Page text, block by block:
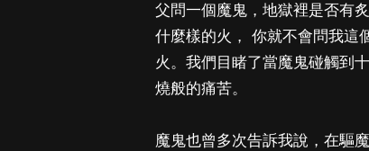
父問一個魔鬼，地獄裡是否有
什麼樣的火， 你就不會問我這
火。我們目睹了當魔鬼碰觸到
燒般的痛苦。
魔鬼也曾多次告訴我說，在驅